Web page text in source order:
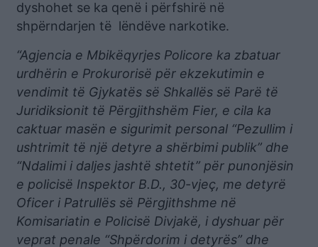
dyshohet se ka qenë i përfshirë në
shpërndarjen të lëndëve narkotike.
“Agjencia e Mbikëqyrjes Policore ka zbatuar
urdhërin e Prokurorisë për ekzekutimin e
vendimit të Gjykatës së Shkallës së Parë të
Juridiksionit të Përgjithshëm Fier, e cila ka
caktuar masën e sigurimit personal “Pezullim i
ushtrimit të një detyre a shërbimi publik” dhe
“Ndalimi i daljes jashtë shtetit” për punonjësin
e policisë Inspektor B.D., 30-vjeç, me detyrë
Oficer i Patrullës së Përgjithshme në
Komisariatin e Policisë Divjakë, i dyshuar për
veprat penale “Shpërdorim i detyrës” dhe